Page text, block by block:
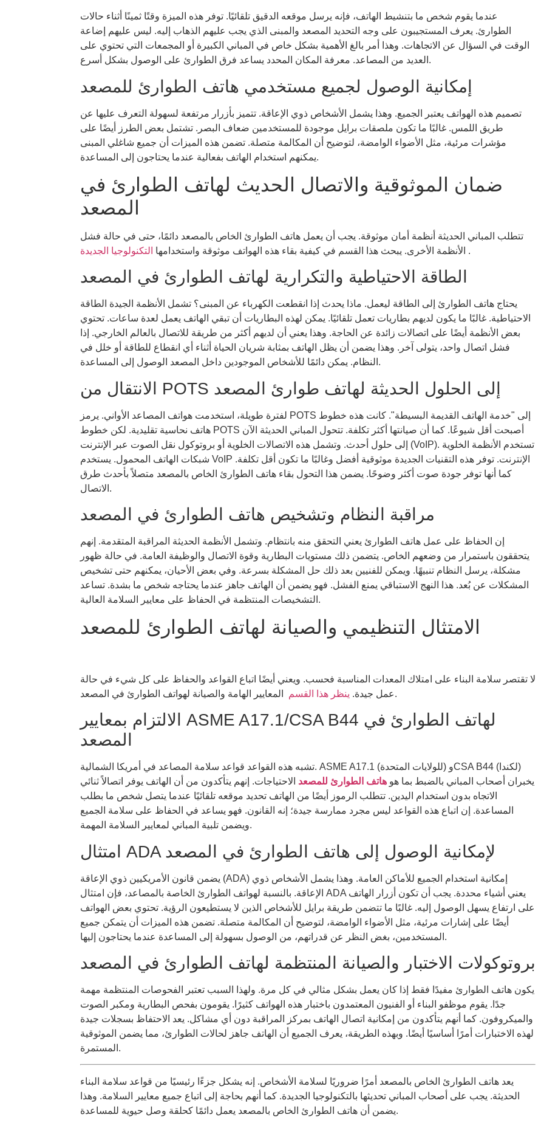
عندما يقوم شخص ما بتنشيط الهاتف، فإنه يرسل موقعه الدقيق تلقائيًا. توفر هذه الميزة وقتًا ثمينًا أثناء حالات
الطوارئ. يعرف المستجيبون على وجه التحديد المصعد والمبنى الذي يجب عليهم الذهاب إليه. ليس عليهم إضاعة
الوقت في السؤال عن الاتجاهات. وهذا أمر بالغ الأهمية بشكل خاص في المباني الكبيرة أو المجمعات التي تحتوي على
العديد من المصاعد. معرفة المكان المحدد يساعد فرق الطوارئ على الوصول بشكل أسرع.
إمكانية الوصول لجميع مستخدمي هاتف الطوارئ للمصعد
تصميم هذه الهواتف يعتبر الجميع. وهذا يشمل الأشخاص ذوي الإعاقة. تتميز بأزرار مرتفعة لسهولة التعرف عليها عن
طريق اللمس. غالبًا ما تكون ملصقات برايل موجودة للمستخدمين ضعاف البصر. تشتمل بعض الطرز أيضًا على
مؤشرات مرئية، مثل الأضواء الوامضة، لتوضيح أن المكالمة متصلة. تضمن هذه الميزات أن جميع شاغلي المبنى
يمكنهم استخدام الهاتف بفعالية عندما يحتاجون إلى المساعدة.
ضمان الموثوقية والاتصال الحديث لهاتف الطوارئ في
المصعد
تتطلب المباني الحديثة أنظمة أمان موثوقة. يجب أن يعمل هاتف الطوارئ الخاص بالمصعد دائمًا، حتى في حالة فشل
الأنظمة الأخرى. يبحث هذا القسم في كيفية بقاء هذه الهواتف موثوقة واستخدامها .
الطاقة الاحتياطية والتكرارية لهاتف الطوارئ في المصعد
يحتاج هاتف الطوارئ إلى الطاقة ليعمل. ماذا يحدث إذا انقطعت الكهرباء عن المبنى؟ تشمل الأنظمة الجيدة الطاقة
الاحتياطية. غالبًا ما يكون لديهم بطاريات تعمل تلقائيًا. يمكن لهذه البطاريات أن تبقي الهاتف يعمل لعدة ساعات. تحتوي
بعض الأنظمة أيضًا على اتصالات زائدة عن الحاجة. وهذا يعني أن لديهم أكثر من طريقة للاتصال بالعالم الخارجي. إذا
فشل اتصال واحد، يتولى آخر. وهذا يضمن أن يظل الهاتف بمثابة شريان الحياة أثناء أي انقطاع للطاقة أو خلل في
النظام. يمكن دائمًا للأشخاص الموجودين داخل المصعد الوصول إلى المساعدة.
لفترة طويلة، استخدمت هواتف المصاعد الأواني. يرمز POTS إلى "خدمة الهاتف القديمة البسيطة". كانت هذه خطوط
هاتف نحاسية تقليدية. لكن خطوط POTS أصبحت أقل شيوعًا. كما أن صيانتها أكثر تكلفة. تتحول المباني الحديثة الآن
إلى حلول أحدث. وتشمل هذه الاتصالات الخلوية أو بروتوكول نقل الصوت عبر الإنترنت (VoIP). تستخدم الأنظمة الخلوية
شبكات الهاتف المحمول. يستخدم VoIP الإنترنت. توفر هذه التقنيات الجديدة موثوقية أفضل وغالبًا ما تكون أقل تكلفة.
كما أنها توفر جودة صوت أكثر وضوحًا. يضمن هذا التحول بقاء هاتف الطوارئ الخاص بالمصعد متصلاً بأحدث طرق
الاتصال.
مراقبة النظام وتشخيص هاتف الطوارئ في المصعد
إن الحفاظ على عمل هاتف الطوارئ يعني التحقق منه بانتظام. وتشمل الأنظمة الحديثة المراقبة المتقدمة. إنهم
يتحققون باستمرار من وضعهم الخاص. يتضمن ذلك مستويات البطارية وقوة الاتصال والوظيفة العامة. في حالة ظهور
مشكلة، يرسل النظام تنبيهًا. ويمكن للفنيين بعد ذلك حل المشكلة بسرعة. وفي بعض الأحيان، يمكنهم حتى تشخيص
المشكلات عن بُعد. هذا النهج الاستباقي يمنع الفشل. فهو يضمن أن الهاتف جاهز عندما يحتاجه شخص ما بشدة. تساعد
التشخيصات المنتظمة في الحفاظ على معايير السلامة العالية.
الامتثال التنظيمي والصيانة لهاتف الطوارئ للمصعد
لا تقتصر سلامة البناء على امتلاك المعدات المناسبة فحسب. ويعني أيضًا اتباع القواعد والحفاظ على كل شيء في حالة
عمل جيدة. ينظر هذا القسم المعايير الهامة والصيانة لهواتف الطوارئ في المصعد.
الالتزام بمعايير ASME A17.1/CSA B44 لهاتف الطوارئ في
تشبه هذه القواعد قواعد سلامة المصاعد في أمريكا الشمالية. ASME A17.1 (للولايات المتحدة) وCSA B44 (لكندا)
يخبران أصحاب المباني بالضبط بما هو هاتف الطوارئ للمصعد الاحتياجات. إنهم يتأكدون من أن الهاتف يوفر اتصالاً ثنائي
الاتجاه بدون استخدام اليدين. تتطلب الرموز أيضًا من الهاتف تحديد موقعه تلقائيًا عندما يتصل شخص ما بطلب
المساعدة. إن اتباع هذه القواعد ليس مجرد ممارسة جيدة؛ إنه القانون. فهو يساعد في الحفاظ على سلامة الجميع
ويضمن تلبية المباني لمعايير السلامة المهمة.
يضمن قانون الأمريكيين ذوي الإعاقة (ADA) إمكانية استخدام الجميع للأماكن العامة. وهذا يشمل الأشخاص ذوي
الإعاقة. بالنسبة لهواتف الطوارئ الخاصة بالمصاعد، فإن امتثال ADA يعني أشياء محددة. يجب أن تكون أزرار الهاتف
على ارتفاع يسهل الوصول إليه. غالبًا ما تتضمن طريقة برايل للأشخاص الذين لا يستطيعون الرؤية. تحتوي بعض الهواتف
أيضًا على إشارات مرئية، مثل الأضواء الوامضة، لتوضيح أن المكالمة متصلة. تضمن هذه الميزات أن يتمكن جميع
المستخدمين، بغض النظر عن قدراتهم، من الوصول بسهولة إلى المساعدة عندما يحتاجون إليها.
بروتوكولات الاختبار والصيانة المنتظمة لهاتف الطوارئ في المصعد
يكون هاتف الطوارئ مفيدًا فقط إذا كان يعمل بشكل مثالي في كل مرة. ولهذا السبب تعتبر الفحوصات المنتظمة مهمة
جدًا. يقوم موظفو البناء أو الفنيون المعتمدون باختبار هذه الهواتف كثيرًا. يقومون بفحص البطارية ومكبر الصوت
والميكروفون. كما أنهم يتأكدون من إمكانية اتصال الهاتف بمركز المراقبة دون أي مشاكل. يعد الاحتفاظ بسجلات جيدة
لهذه الاختبارات أمرًا أساسيًا أيضًا. وبهذه الطريقة، يعرف الجميع أن الهاتف جاهز لحالات الطوارئ، مما يضمن الموثوقية
المستمرة.
يعد هاتف الطوارئ الخاص بالمصعد أمرًا ضروريًا لسلامة الأشخاص. إنه يشكل جزءًا رئيسيًا من قواعد سلامة البناء
الحديثة. يجب على أصحاب المباني تحديثها بالتكنولوجيا الجديدة. كما أنهم بحاجة إلى اتباع جميع معايير السلامة. وهذا
يضمن أن هاتف الطوارئ الخاص بالمصعد يعمل دائمًا كحلقة وصل حيوية للمساعدة.